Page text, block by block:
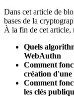
Dans cet article de
bases de la
À la fin de cet article,
Quels
WebAuthn
Comment
création d'une
Comment
les clés